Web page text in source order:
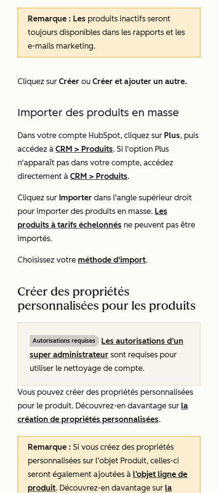
Remarque : Les produits inactifs seront
toujours disponibles dans les rapports et les
e-mails marketing.
Cliquez sur Créer ou Créer et ajouter un autre.
Importer des produits en masse
Dans votre compte HubSpot, cliquez sur Plus, puis
accédez à CRM > Produits. Si l'option Plus
n'apparaît pas dans votre compte, accédez
directement à CRM > Produits.
Cliquez sur Importer dans l'angle supérieur droit
pour importer des produits en masse. Les
produits à tarifs échelonnés ne peuvent pas être
importés.
Choisissez votre méthode d'import.
Créer des propriétés
personnalisées pour les produits
Autorisations requises
Les autorisations d’un
super administrateur sont requises pour
utiliser le nettoyage de compte.
Vous pouvez créer des propriétés personnalisées
pour le produit. Découvrez-en davantage sur la
création de propriétés personnalisées.
Remarque : Si vous créez des propriétés
personnalisées sur l’objet Produit, celles-ci
seront également ajoutées à l’objet ligne de
produit. Découvrez-en davantage sur la